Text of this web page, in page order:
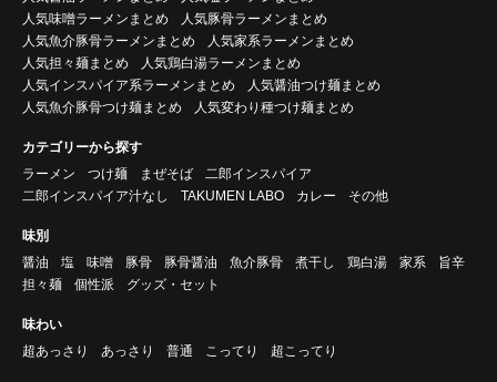
人気味噌ラーメンまとめ
人気豚骨ラーメンまとめ
人気魚介豚骨ラーメンまとめ
人気家系ラーメンまとめ
人気担々麺まとめ
人気鶏白湯ラーメンまとめ
人気インスパイア系ラーメンまとめ
人気醤油つけ麺まとめ
人気魚介豚骨つけ麺まとめ
人気変わり種つけ麺まとめ
カテゴリーから探す
ラーメン
つけ麺 まぜそば
二郎インスパイア
二郎インスパイア汁なし
TAKUMEN LABO カレー その他
味別
醤油
塩 味噌 豚骨 豚骨醤油 魚介豚骨 煮干し 鶏白湯 家系
旨辛
担々麺
個性派 グッズ・セット
味わい
超あっさり
あっさり 普通 こってり 超こってり